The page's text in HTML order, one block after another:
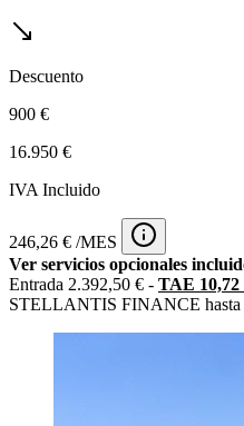
Descuento
900 €
16.950 €
IVA Incluido
246,26 € /MES
Ver servicios opcionales
Entrada 2.392,50 € - TAE 10,72
STELLANTIS FINANCE hasta